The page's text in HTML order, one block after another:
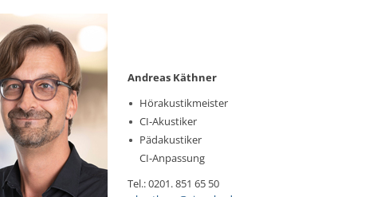
Andreas Käthner
Hör­akus­tik­meis­ter
CI-Akus­ti­ker
Päda­kus­ti­ker
CI-An­pas­sung
Tel.: 0201. 851 65 50